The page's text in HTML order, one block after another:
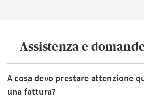
Assistenza e
A cosa devo prestare attenzione
una fattura?